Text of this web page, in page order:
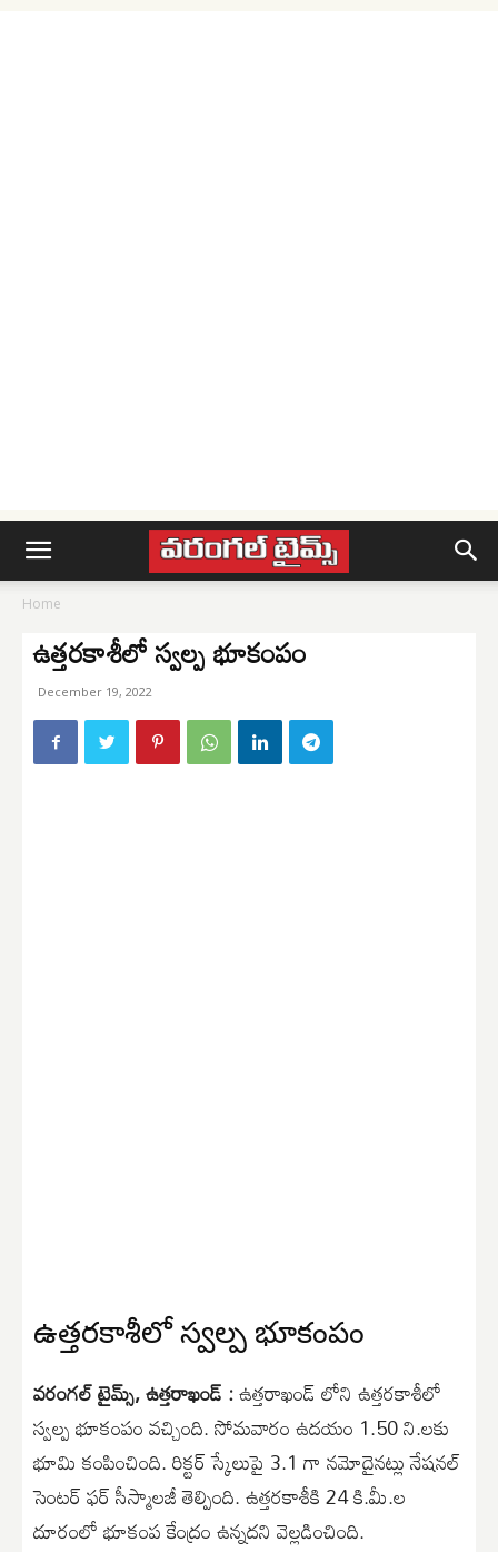
Home
ఉత్తరకాశీలో స్వల్ప భూకంపం
December 19, 2022
ఉత్తరకాశీలో స్వల్ప భూకంపం
వరంగల్ టైమ్స్, ఉత్తరాఖండ్ :ఉత్తరాఖండ్ లోని ఉత్తరకాశీలో
స్వల్ప భూకంపం వచ్చింది. సోమవారం ఉదయం 1.50 ని.లకు
భూమి కంపించింది. రిక్టర్ స్కేలుపై 3.1 గా నమోదైనట్లు నేషనల్
సెంటర్ ఫర్ సీస్మాలజీ తెల్పింది. ఉత్తరకాశీకి 24 కి.మీ.ల
దూరంలో భూకంప కేంద్రం ఉన్నదని వెల్లడించింది.